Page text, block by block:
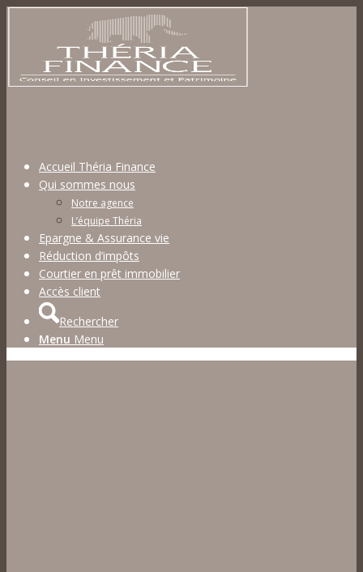
Accueil Théria Finance
Qui sommes nous
Notre agence
L’équipe Théria
Epargne & Assurance vie
Réduction d’impôts
Courtier en prêt immobilier
Accès client
Rechercher
Menu Menu